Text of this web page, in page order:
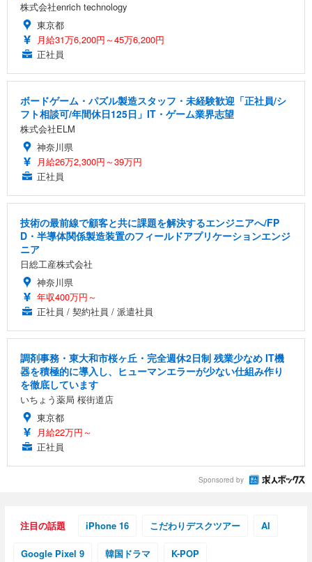
株式会社enrich technology
東京都
月給31万6,200円～45万6,200円
正社員
ボードゲーム・パズル製造スタッフ・未経験歓迎「正社員/シ
フト相談可/年間休日125日」IT・ゲーム業界志望
株式会社ELM
神奈川県
月給26万2,300円～39万円
正社員
技術の最前線で顧客と共に課題を解決するエンジニアへ/FP
D・半導体関係製造装置のフィールドアプリケーションエンジ
ニア
日総工産株式会社
神奈川県
年収400万円～
正社員 / 契約社員 / 派遣社員
調剤事務・東大和市桜ヶ丘・完全週休2日制 残業少なめ IT機
器を積極的に導入し、ヒューマンエラーが少ない仕組み作り
を徹底しています
いちょう薬局 桜街道店
東京都
月給22万円～
正社員
Sponsored by
注目の話題 iPhone 16 こだわりデスクツアー AI
Google Pixel 9 韓国ドラマ K-POP